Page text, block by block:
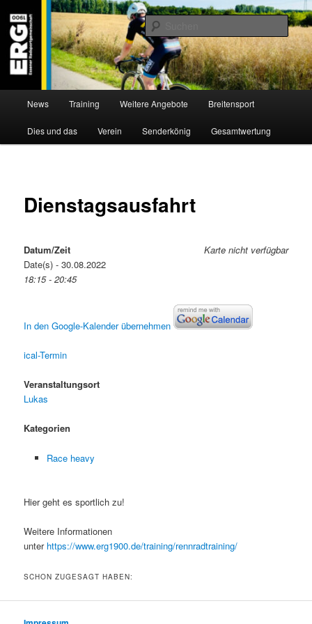
Inhalt
wechseln
ERG 1900 e.V
Willkommen bei der Essener Radsportgemeinschaft
News Training Weitere Angebote Breitensport
Dies und das Verein Senderkönig Gesamtwertung
Dienstagsausfahrt
Karte nicht verfügbar
Datum/Zeit
Date(s) - 30.08.2022
18:15 - 20:45
In den Google-Kalender übernehmen
ical-Termin
Veranstaltungsort
Lukas
Kategorien
Race heavy
Hier geht es sportlich zu!
Weitere Informationen
unter https://www.erg1900.de/training/rennradtraining/
SCHON ZUGESAGT HABEN: